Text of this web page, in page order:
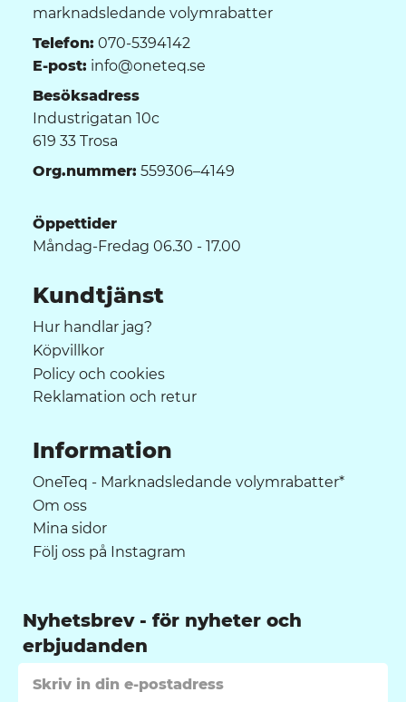
marknadsledande volymrabatter
Telefon: 070-5394142
E-post: info@oneteq.se
Besöksadress
Industrigatan 10c
619 33 Trosa
Org.nummer: 559306–4149
Öppettider
Måndag-Fredag 06.30 - 17.00
Kundtjänst
Hur handlar jag?
Köpvillkor
Policy och cookies
Reklamation och retur
Information
OneTeq - Marknadsledande volymrabatter*
Om oss
Mina sidor
Följ oss på Instagram
Nyhetsbrev